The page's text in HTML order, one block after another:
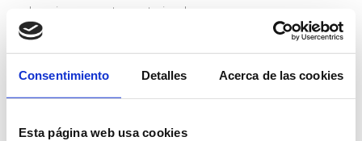
Consentimiento Detalles Acerca de las cookies
Esta página web usa cookies
dos piezas exactamente iguales.
Esta singularidad es un regalo de la sabia madre
naturaleza, de la cual deberíamos aprender a valorar y
y la belleza de lo natural, creando muebles que no solo